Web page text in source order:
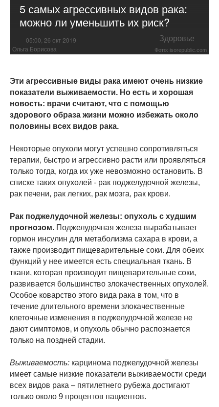
5 самых агрессивных видов рака:
можно ли уменьшить их риск?
05:00, 26 окт 2019 Здоровье
Ольга Борисова Фото: isorepublic.com
Эти агрессивные виды рака имеют очень низкие
показатели выживаемости. Но есть и хорошая
новость: врачи считают, что с помощью
здорового образа жизни можно избежать около
половины всех видов рака.
Некоторые опухоли могут успешно сопротивляться
терапии, быстро и агрессивно расти или проявляться
только тогда, когда их уже невозможно остановить. В
списке таких опухолей - рак поджелудочной железы,
рак печени, рак легких, рак мозга, рак крови.
Рак поджелудочной железы: опухоль с худшим
прогнозом. Поджелудочная железа вырабатывает
гормон инсулин для метаболизма сахара в крови, а
также производит пищеварительные соки. Для обеих
функций у нее имеется есть специальная ткань. В
ткани, которая производит пищеварительные соки,
развивается большинство злокачественных опухолей.
Особое коварство этого вида рака в том, что в
течение длительного времени злокачественные
клеточные изменения в поджелудочной железе не
дают симптомов, и опухоль обычно распознается
только на поздней стадии.
Выживаемость: карцинома поджелудочной железы
имеет самые низкие показатели выживаемости среди
всех видов рака – пятилетнего рубежа достигают
только около 9 процентов пациентов.